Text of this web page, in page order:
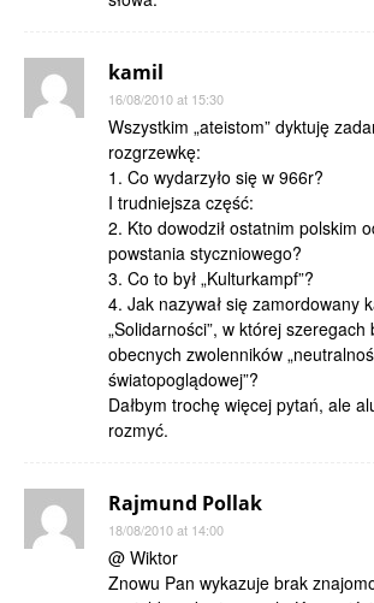
kamil
16/08/2010 at 15:30
Wszystkim „ateistom” dyktuję
rozgrzewkę:
1. Co wydarzyło się w 966r?
I trudniejsza część:
2. Kto dowodził ostatnim polskim
powstania styczniowego?
3. Co to był „Kulturkampf”?
4. Jak nazywał się zamordowany
„Solidarności”, w której szeregach
obecnych zwolenników
światopoglądowej”?
Dałbym trochę więcej pytań, ale
rozmyć.
Rajmund Pollak
18/08/2010 at 14:00
@ Wiktor
Znowu Pan wykazuje brak